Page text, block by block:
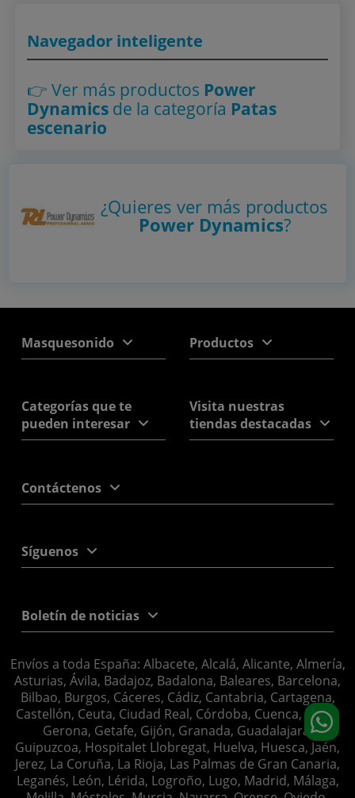
Navegador inteligente
👉 Ver más productos Power
Dynamicsde la categoría Patas
escenario
¿Quieres ver más productos
Power Dynamics?
Masquesonido Productos
Categorías que te
pueden interesar
Visita nuestras
tiendas destacadas
Contáctenos
Síguenos
Boletín de noticias
Envíos a toda España: Albacete, Alcalá, Alicante, Almería,
Asturias, Ávila, Badajoz, Badalona, Baleares, Barcelona,
Bilbao, Burgos, Cáceres, Cádiz, Cantabria, Cartagena,
Castellón, Ceuta, Ciudad Real, Córdoba, Cuenca, Elche,
Gerona, Getafe, Gijón, Granada, Guadalajara,
Guipuzcoa, Hospitalet Llobregat, Huelva, Huesca, Jaén,
Jerez, La Coruña, La Rioja, Las Palmas de Gran Canaria,
Leganés, León, Lérida, Logroño, Lugo, Madrid, Málaga,